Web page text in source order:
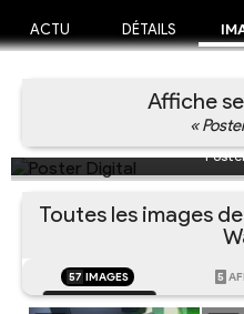
ACTU DÉTAILS
Affiche
«
Toutes les images
57 IMAGES 5